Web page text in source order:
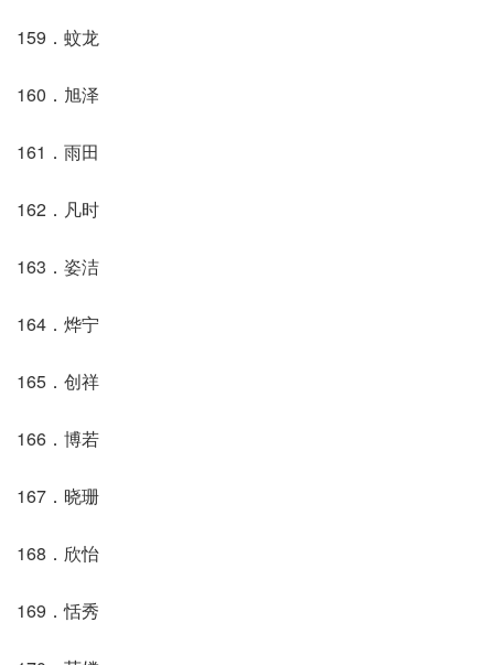
159．蚊龙
160．旭泽
161．雨田
162．凡时
163．姿洁
164．烨宁
165．创祥
166．博若
167．晓珊
168．欣怡
169．恬秀